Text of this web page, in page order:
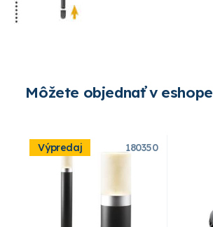
Môžete objednať v eshope
Výpredaj 180350